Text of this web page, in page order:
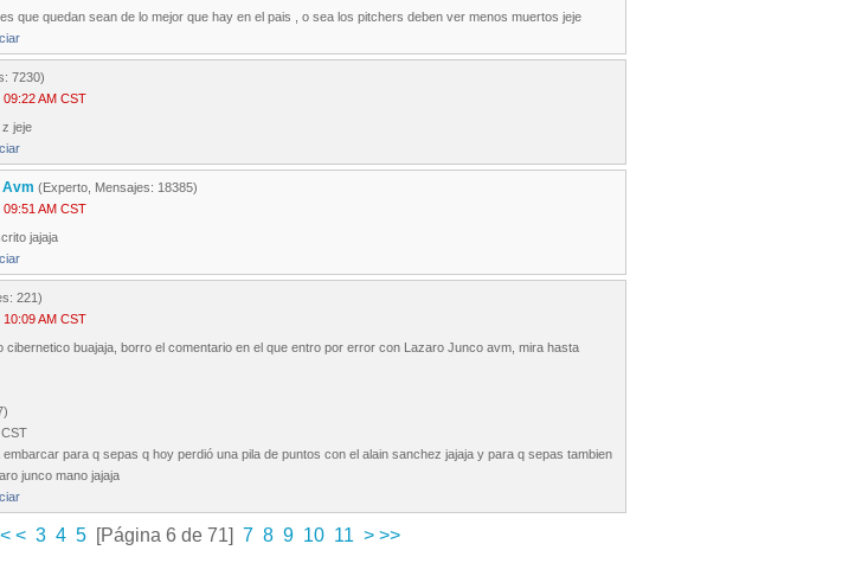
que quedan sean de lo mejor que hay en el pais , o sea los pitchers deben ver menos muertos jeje
7230)
AM CST
jeje
Avm (Experto, Mensajes: 18385)
AM CST
jajaja
221)
AM CST
cibernetico buajaja, borro el comentario en el que entro por error con Lazaro Junco avm, mira hasta
para q sepas q hoy perdió una pila de puntos con el alain sanchez jajaja y para q sepas tambien
junco mano jajaja
< 3 4 5 [Página 6 de 71] 7 8 9 10 11 >>>